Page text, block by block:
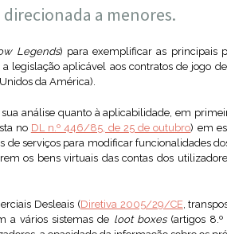
a menores.
Legends) para exemplificar as principais
legislação aplicável aos contratos de jogo
da América).
análise quanto à aplicabilidade, em
no DL n.º 446/85, de 25 de outubro) em
serviços para modificar funcionalidades
os bens virtuais das contas dos
Desleais (Diretiva 2005/29/CE,
a vários sistemas de loot boxes(artigos 8.º